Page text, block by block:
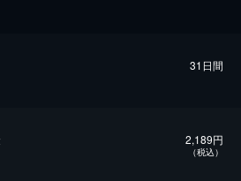
31日間
2,189円
（税込）